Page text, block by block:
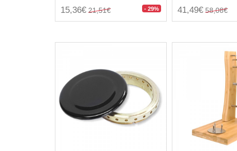
15,36€ 21,51€ - 29% 41,49€ 58,08€